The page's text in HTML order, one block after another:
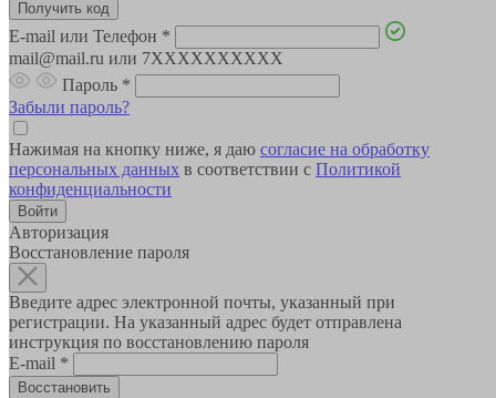
E-mail или Телефон *
mail@mail.ru или 7XXXXXXXXXX
Пароль *
Забыли пароль?
Нажимая на кнопку ниже, я даю согласие на обработку
персональных данных в соответствии с Политикой
конфиденциальности
Авторизация
Восстановление пароля
Введите адрес электронной почты, указанный при
регистрации. На указанный адрес будет отправлена
инструкция по восстановлению пароля
E-mail *